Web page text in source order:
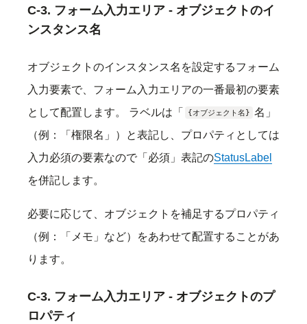
C-3. フォーム入力エリア - オブジェクトのイ
ンスタンス名
オブジェクトのインスタンス名を設定するフォーム
入力要素で、フォーム入力エリアの一番最初の要素
として配置します。 ラベルは「
{オブジェクト名} 名」
（例：「権限名」）と表記し、プロパティとしては
入力必須の要素なので「必須」表記のStatusLabel
を併記します。
必要に応じて、オブジェクトを補足するプロパティ
（例：「メモ」など）をあわせて配置することがあ
ります。
C-3. フォーム入力エリア - オブジェクトのプ
ロパティ